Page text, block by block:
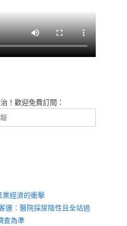
！歡迎免費訂閱：
業經濟的衝擊
運：醫院採尿陰性且全站過
查為準